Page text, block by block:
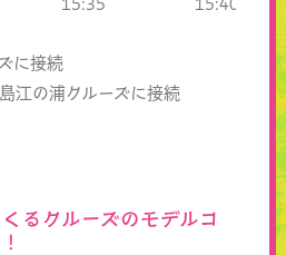
15:35 15:40
に接続
江の浦クルーズに接続
るクルーズのモデルコ